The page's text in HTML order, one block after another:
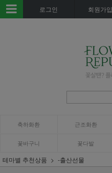
로그인 회원가입
축하화환 근조화환
꽃바구니 꽃다발
테마별 추천상품 -출산선물